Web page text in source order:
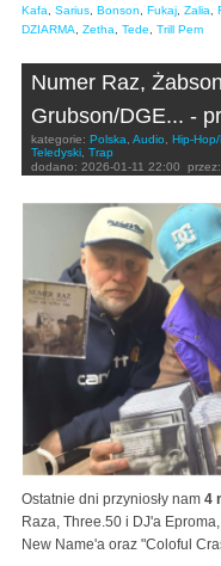
Kafa, Sarius, Bonson, Fukaj, Zalia,
DZIARMA, Zetha, Tede, Trill Pem
Numer Raz,
Grubson/DGE... -
kategorie: Polska, Audio, Hip-
Teledyski, Trap
dodano: 2026-01-11 22:00 przez:
Ostatnie dni przyniosły nam 4
Raza, Three.50 i DJ'a
New Name'a oraz "Coloful